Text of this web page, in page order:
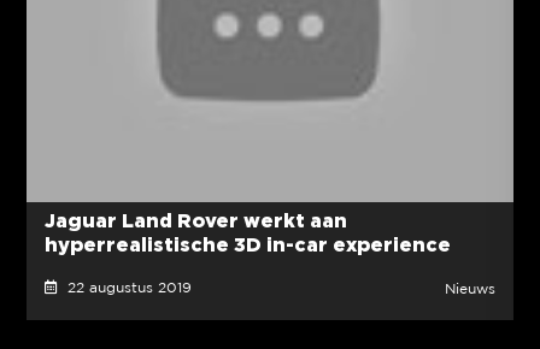
Jaguar Land Rover werkt aan
hyperrealistische 3D in-car experience
22 augustus 2019 Nieuws